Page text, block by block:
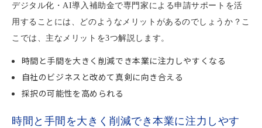
デジタル化・AI導入補助金で専門家による申請サポートを活
用することには、どのようなメリットがあるのでしょうか？こ
こでは、主なメリットを3つ解説します。
時間と手間を大きく削減でき本業に注力しやすくなる
自社のビジネスと改めて真剣に向き合える
採択の可能性を高められる
時間と手間を大きく削減でき本業に注力しやす